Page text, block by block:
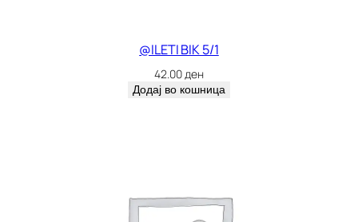
@ILETI BIK 5/1
42.00ден
Додај во кошница